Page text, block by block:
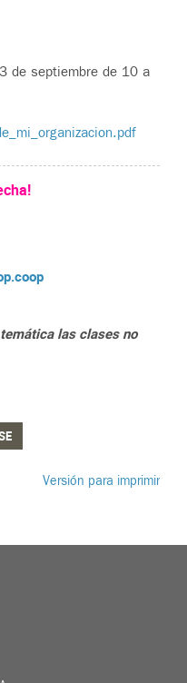
de septiembre de 10 a
las clases no
Versión para imprimir